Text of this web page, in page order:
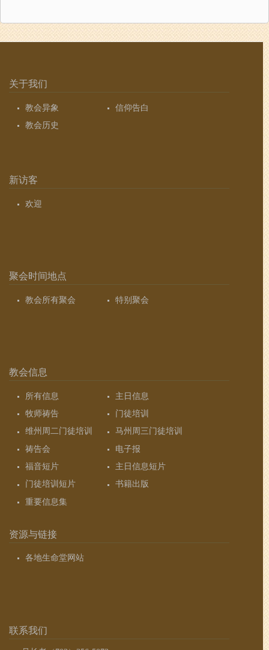
关于我们
教会异象
信仰告白
教会历史
新访客
欢迎
聚会时间地点
教会所有聚会 特别聚会
教会信息
所有信息
主日信息
牧师祷告
门徒培训
维州周二门徒培训
马州周三门徒培训
祷告会
电子报
福音短片
主日信息短片
门徒培训短片
书籍出版
重要信息集
资源与链接
各地生命堂网站
联系我们